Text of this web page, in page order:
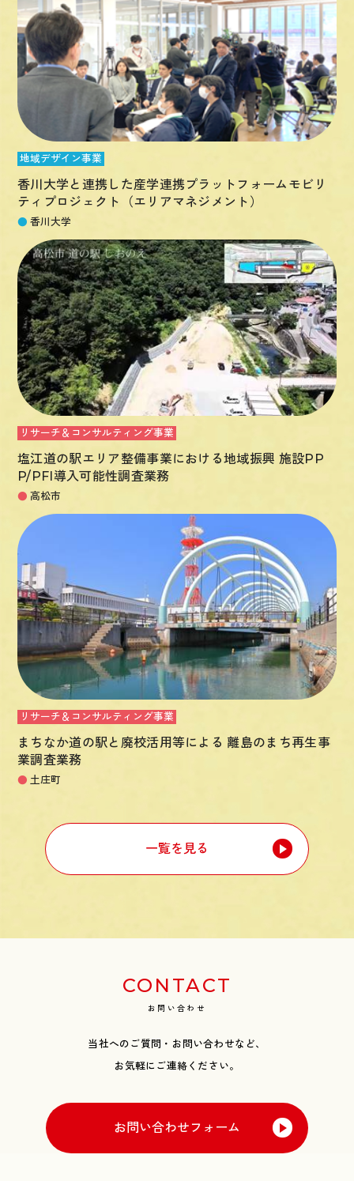
地域デザイン事業
香川大学と連携した産学連携プラットフォームモビリ
ティプロジェクト（エリアマネジメント）
● 香川大学
リサーチ＆コンサルティング事業
塩江道の駅エリア整備事業における地域振興 施設PP
P/PFI導入可能性調査業務
● 高松市
リサーチ＆コンサルティング事業
まちなか道の駅と廃校活用等による 離島のまち再生事
業調査業務
● 土庄町
一覧を見る
CONTACT
お問い合わせ
当社へのご質問・お問い合わせなど、
お気軽にご連絡ください。
お問い合わせフォーム